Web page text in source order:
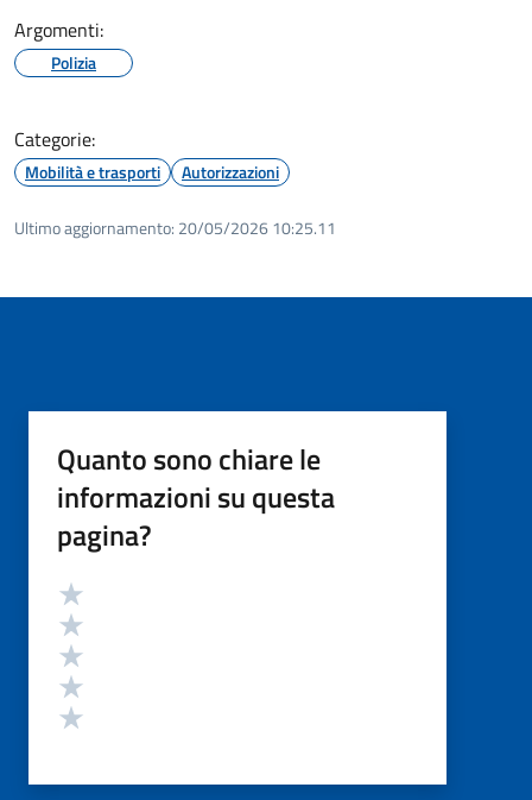
Argomenti:
Polizia
Categorie:
Mobilità e trasporti Autorizzazioni
Ultimo aggiornamento: 20/05/2026 10:25.11
Quanto sono chiare le
informazioni su questa
pagina?
Valutazione